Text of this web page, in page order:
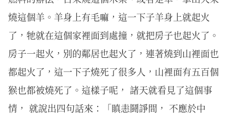
燒這個羊。羊身上有毛嘛，這一下子羊身上就起火
了，牠就在這個家裡面到處撞，就把房子也起火了。
房子一起火，別的鄰居也起火了，連著燒到山裡面也
都起火了，這一下子燒死了很多人，山裡面有五百個
猴也都被燒死了。這樣子呢， 諸天就看見了這個事
情， 就說出四句話來：「瞋恚鬪諍間， 不應於中